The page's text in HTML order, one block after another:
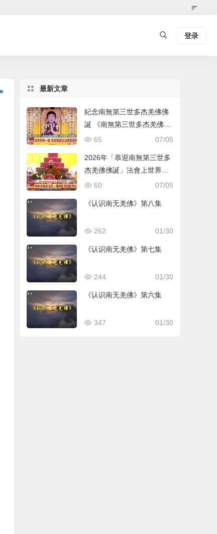
登录
最新文章
紀念南無第三世多杰羌佛佛
誕 《南無第三世多杰羌佛經
藏總集》新卷面世 [ZWTV北
07/05
65
2026年「恭迎南無第三世多
杰羌佛佛誕」法會上世界佛
教總部蓮花釦莫知尊者的講
07/05
60
《认识南无羌佛》第八集
01/30
262
《认识南无羌佛》第七集
01/30
244
《认识南无羌佛》第六集
01/30
347